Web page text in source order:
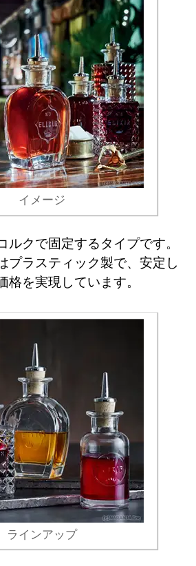
イメージ
ルクで固定するタイプです。
プラスティック製で、安定し
格を実現しています。
ラインアップ